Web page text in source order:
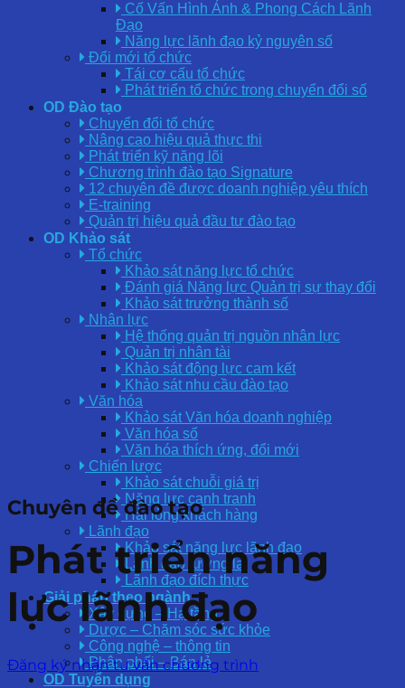
Cố Vấn Hình Ảnh & Phong Cách Lãnh
Đạo
Năng lực lãnh đạo kỷ nguyên số
Đổi mới tổ chức
Tái cơ cấu tổ chức
Phát triển tổ chức trong chuyển đổi số
OD Đào tạo
Chuyển đổi tổ chức
Nâng cao hiệu quả thực thi
Phát triển kỹ năng lõi
Chương trình đào tạo Signature
12 chuyên đề được doanh nghiệp yêu thích
E-training
Quản trị hiệu quả đầu tư đào tạo
OD Khảo sát
Tổ chức
Khảo sát năng lực tổ chức
Đánh giá Năng lực Quản trị sự thay đổi
Khảo sát trưởng thành số
Nhân lực
Hệ thống quản trị nguồn nhân lực
Quản trị nhân tài
Khảo sát động lực cam kết
Khảo sát nhu cầu đào tạo
Văn hóa
Khảo sát Văn hóa doanh nghiệp
Văn hóa số
Văn hóa thích ứng, đổi mới
Chiến lược
Khảo sát chuỗi giá trị
Năng lực cạnh tranh
Hài lòng khách hàng
Lãnh đạo
Khảo sát năng lực lãnh đạo
Lãnh đạo tương lai
Lãnh đạo đích thực
Giải pháp theo ngành
Xây dựng – Hạ tầng
Dược – Chăm sóc sức khỏe
Công nghệ – thông tin
Phân phối – Bán lẻ
OD Tuyển dụng
Chuyên đề đào tạo
Phát triển năng
lực lãnh đạo
Đăng ký nhận tư vấn chương trình